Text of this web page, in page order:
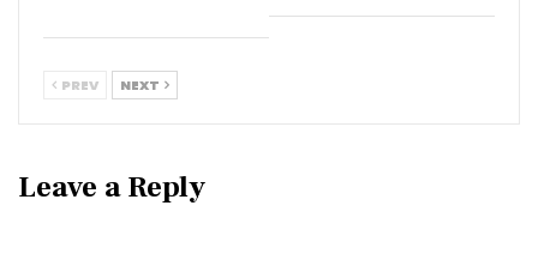
PREV NEXT
Leave a Reply